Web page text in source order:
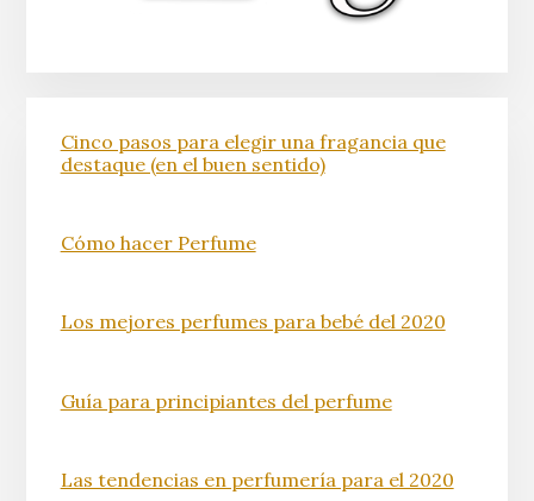
Cinco pasos para elegir una fragancia que
destaque (en el buen sentido)
Cómo hacer Perfume
Los mejores perfumes para bebé del 2020
Guía para principiantes del perfume
Las tendencias en perfumería para el 2020